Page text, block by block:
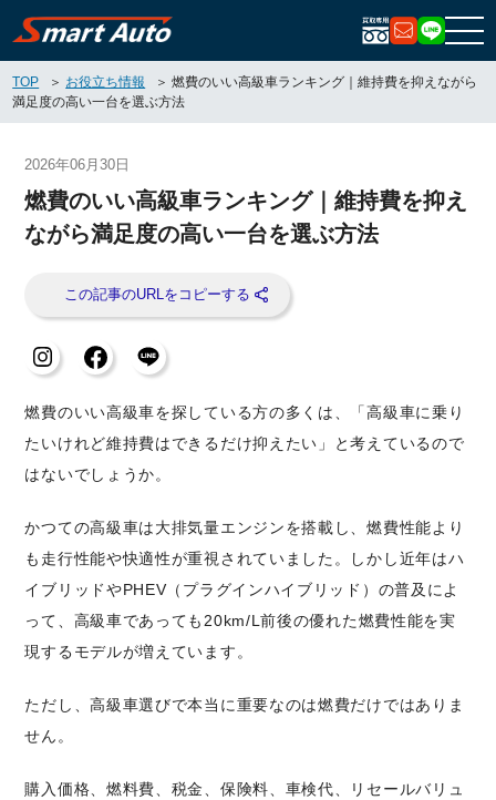
お問い合
LINE
TOP お役立ち情報
燃費のいい高級車ランキング｜維持費を抑えながら
満足度の高い一台を選ぶ方法
2026年06月30日
燃費のいい高級車ランキング｜維持費を抑え
ながら満足度の高い一台を選ぶ方法
燃費のいい高級車を探している方の多くは、「高級車に乗り
たいけれど維持費はできるだけ抑えたい」と考えているので
はないでしょうか。
かつての高級車は大排気量エンジンを搭載し、燃費性能より
も走行性能や快適性が重視されていました。しかし近年はハ
イブリッドやPHEV（プラグインハイブリッド）の普及によ
って、高級車であっても20km/L前後の優れた燃費性能を実
現するモデルが増えています。
ただし、高級車選びで本当に重要なのは燃費だけではありま
せん。
購入価格、燃料費、税金、保険料、車検代、リセールバリュ